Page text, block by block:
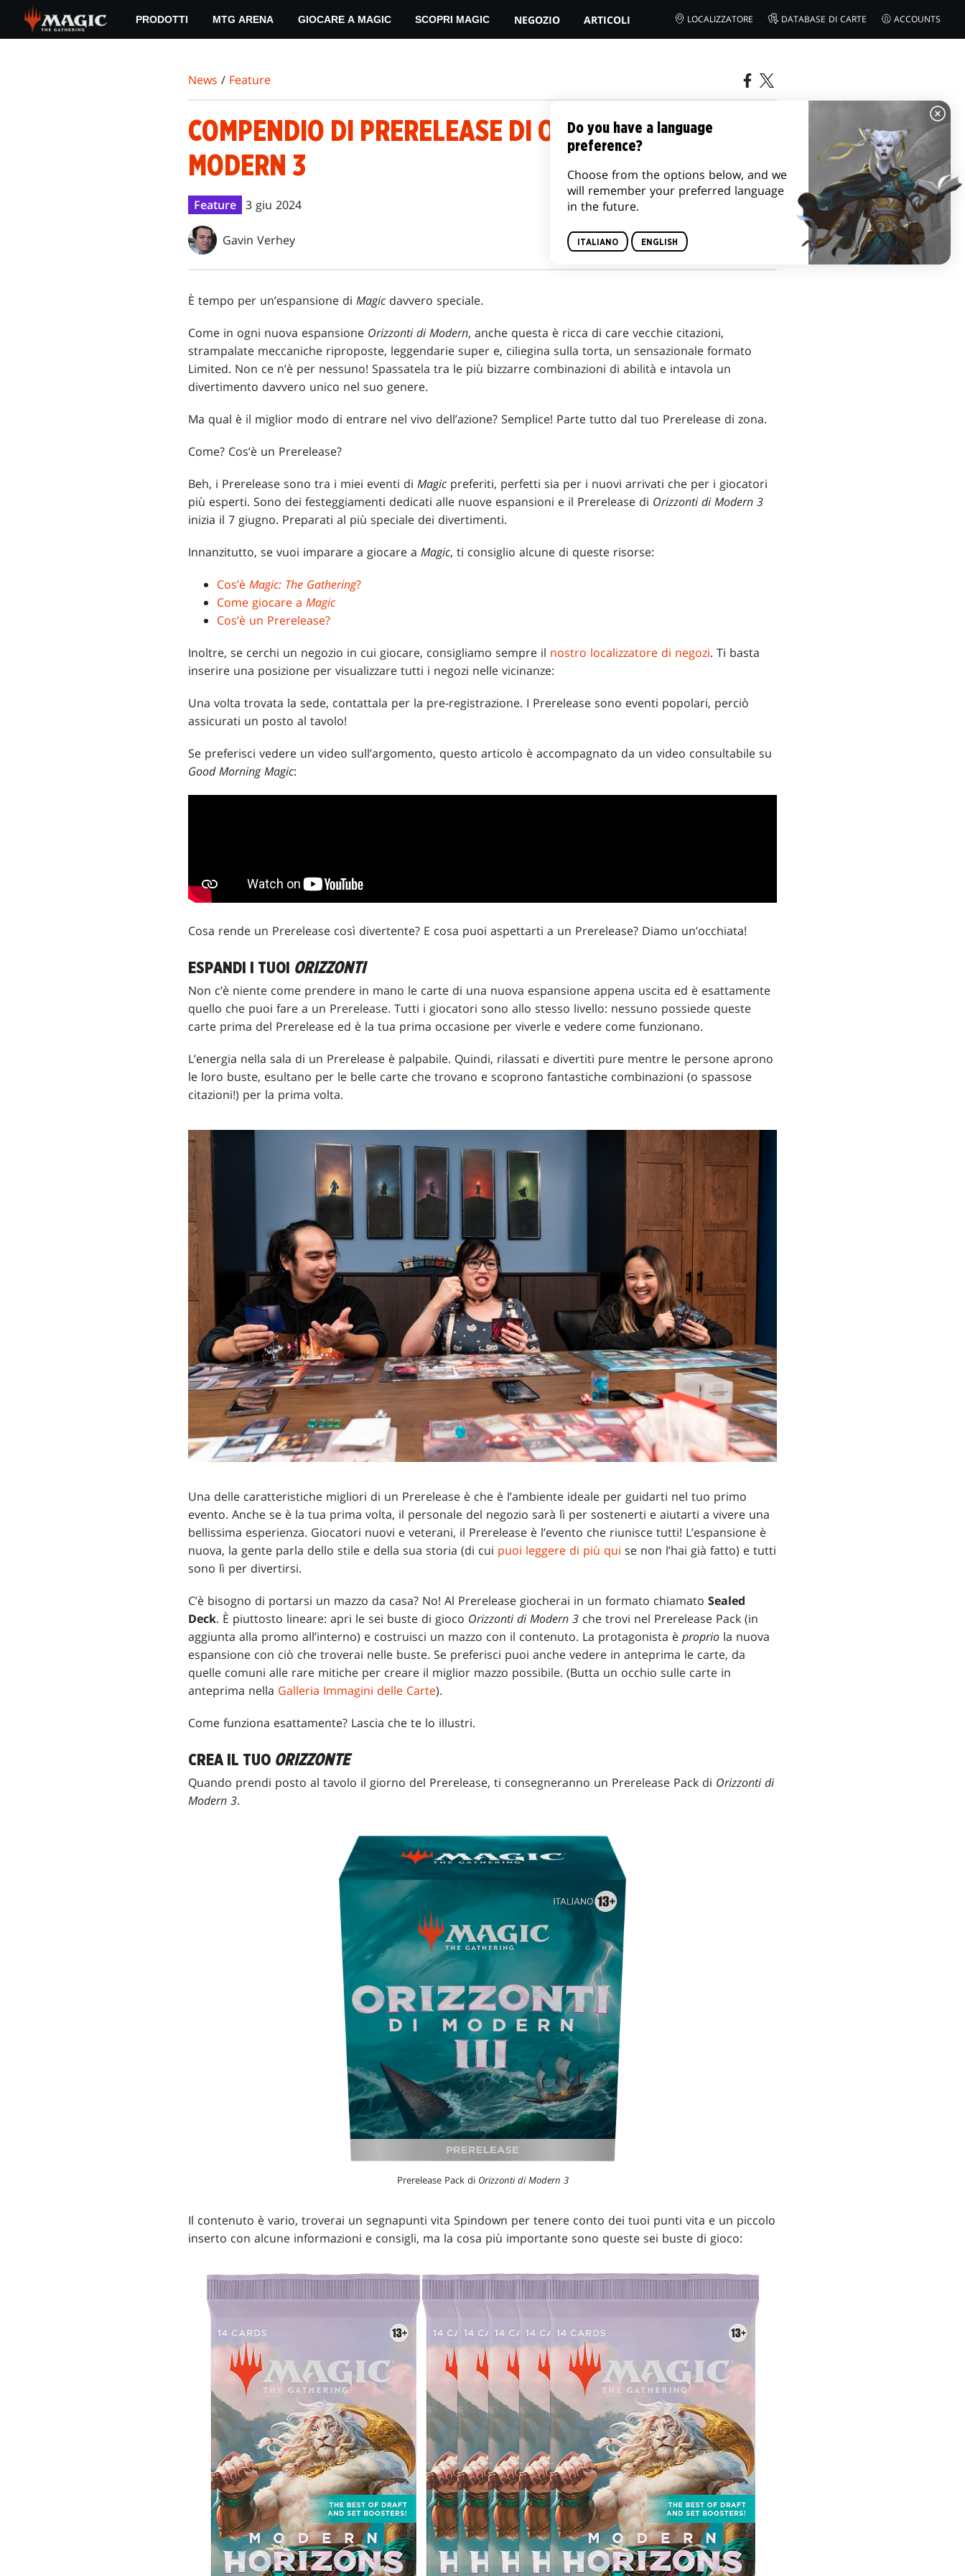
main
PRODOTTI MTG ARENA GIOCARE A MAGIC SCOPRI MAGIC NEGOZIO ARTICOLI LOCALIZZATORE DATABASE DI CARTE ACCOUNTS
News / Feature
COMPENDIO DI PRERELEASE DI ORIZZONTI DI
MODERN 3
Feature 3 giu 2024
Gavin Verhey
È tempo per un’espansione di Magic davvero speciale.
Come in ogni nuova espansione Orizzonti di Modern, anche questa è ricca di care vecchie citazioni,
strampalate meccaniche riproposte, leggendarie super e, ciliegina sulla torta, un sensazionale formato
Limited. Non ce n’è per nessuno! Spassatela tra le più bizzarre combinazioni di abilità e intavola un
divertimento davvero unico nel suo genere.
Ma qual è il miglior modo di entrare nel vivo dell’azione? Semplice! Parte tutto dal tuo Prerelease di zona.
Come? Cos’è un Prerelease?
Beh, i Prerelease sono tra i miei eventi di Magic preferiti, perfetti sia per i nuovi arrivati che per i giocatori
più esperti. Sono dei festeggiamenti dedicati alle nuove espansioni e il Prerelease di Orizzonti di Modern 3
inizia il 7 giugno. Preparati al più speciale dei divertimenti.
Innanzitutto, se vuoi imparare a giocare a Magic, ti consiglio alcune di queste risorse:
Cos’è Magic: The Gathering?
Come giocare a Magic
Cos’è un Prerelease?
Inoltre, se cerchi un negozio in cui giocare, consigliamo sempre il nostro localizzatore di negozi. Ti basta
inserire una posizione per visualizzare tutti i negozi nelle vicinanze:
Una volta trovata la sede, contattala per la pre-registrazione. I Prerelease sono eventi popolari, perciò
assicurati un posto al tavolo!
Se preferisci vedere un video sull’argomento, questo articolo è accompagnato da un video consultabile su
Good Morning Magic:
Cosa rende un Prerelease così divertente? E cosa puoi aspettarti a un Prerelease? Diamo un’occhiata!
ESPANDI I TUOI ORIZZONTI
Non c’è niente come prendere in mano le carte di una nuova espansione appena uscita ed è esattamente
quello che puoi fare a un Prerelease. Tutti i giocatori sono allo stesso livello: nessuno possiede queste
carte prima del Prerelease ed è la tua prima occasione per viverle e vedere come funzionano.
L’energia nella sala di un Prerelease è palpabile. Quindi, rilassati e divertiti pure mentre le persone aprono
le loro buste, esultano per le belle carte che trovano e scoprono fantastiche combinazioni (o spassose
citazioni!) per la prima volta.
Una delle caratteristiche migliori di un Prerelease è che è l’ambiente ideale per guidarti nel tuo primo
evento. Anche se è la tua prima volta, il personale del negozio sarà lì per sostenerti e aiutarti a vivere una
bellissima esperienza. Giocatori nuovi e veterani, il Prerelease è l’evento che riunisce tutti! L’espansione è
nuova, la gente parla dello stile e della sua storia (di cui puoi leggere di più qui se non l’hai già fatto) e tutti
sono lì per divertirsi.
C’è bisogno di portarsi un mazzo da casa? No! Al Prerelease giocherai in un formato chiamato Sealed
Deck. È piuttosto lineare: apri le sei buste di gioco Orizzonti di Modern 3 che trovi nel Prerelease Pack (in
aggiunta alla promo all’interno) e costruisci un mazzo con il contenuto. La protagonista è proprio la nuova
espansione con ciò che troverai nelle buste. Se preferisci puoi anche vedere in anteprima le carte, da
quelle comuni alle rare mitiche per creare il miglior mazzo possibile. (Butta un occhio sulle carte in
anteprima nella Galleria Immagini delle Carte).
Come funziona esattamente? Lascia che te lo illustri.
CREA IL TUO ORIZZONTE
Quando prendi posto al tavolo il giorno del Prerelease, ti consegneranno un Prerelease Pack di Orizzonti di
Modern 3.
Prerelease Pack di Orizzonti di Modern 3
Il contenuto è vario, troverai un segnapunti vita Spindown per tenere conto dei tuoi punti vita e un piccolo
inserto con alcune informazioni e consigli, ma la cosa più importante sono queste sei buste di gioco:
Do you have a language
preference?
Choose from the options below, and we
will remember your preferred language
in the future.
ITALIANO ENGLISH